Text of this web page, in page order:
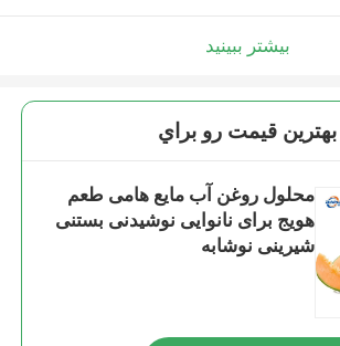
بیشتر ببینید
بهترين قيمت رو براي
محلول روغن آب مایع هامی طعم
هویج برای نانوایی نوشیدنی بستنی
شیرینی نوشابه